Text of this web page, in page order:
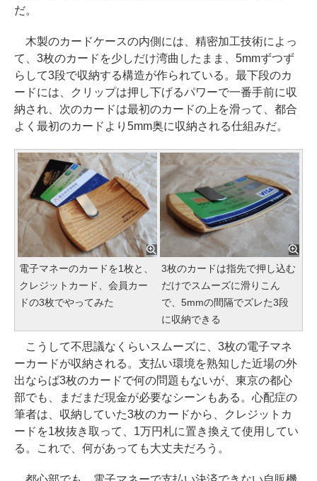
だ。
木製のカードケースの内側には、精密加工技術によっ
て、3枚のカードを少しだけ湾曲したまま、5mmずつず
らして3段で収納する構造が作られている。最下段のカ
ードには、クリップは押し下げるパワーで一番手前に収
納され、次のカードは最初のカードの上を滑って、都合
よく最初のカードより5mm奥に収納される仕組みだ。
電子マネーのカードを1枚と、
クレジットカード、会員カー
ドの3枚でやってみた
3枚のカードは指先で押し込む
だけでスムーズに滑りこん
で、5mmの間隔でズレた3段
に収納できる
こうして不思議なくらいスムーズに、3枚の電子マネ
ーカードが収納される。支払い環境を熟知した近場の外
出ならば3枚のカードで何の問題もないが、東京の都心
部でも、まだまだ現金が必要なシーンもある。心配症の
筆者は、収納していた3枚のカードから、クレジットカ
ードを1枚抜き取って、1万円札に置き換えて使用してい
る。これで、何があっても大丈夫だろう。